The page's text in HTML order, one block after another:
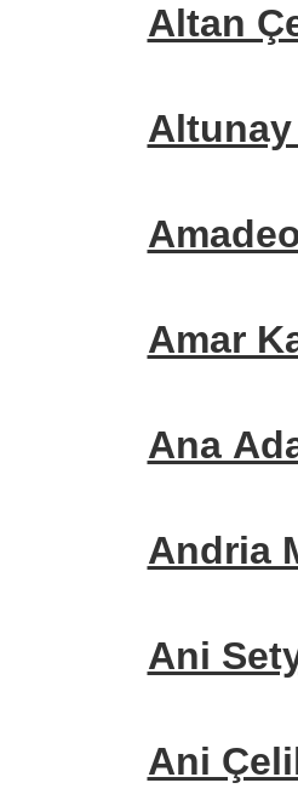
Altan
Amar
Ana
Andria
Ani
Ani